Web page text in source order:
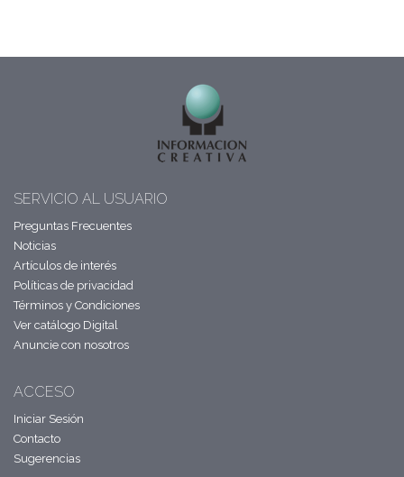
SERVICIO AL USUARIO
Preguntas Frecuentes
Noticias
Artículos de interés
Políticas de privacidad
Términos y Condiciones
Ver catálogo Digital
Anuncie con nosotros
ACCESO
Iniciar Sesión
Contacto
Sugerencias